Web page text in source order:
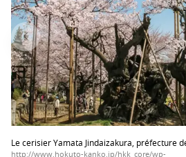
Le cerisier Yamata Jindaizakura, préfecture
http://www.hokuto-kanko.jp/hkk_core/wp-